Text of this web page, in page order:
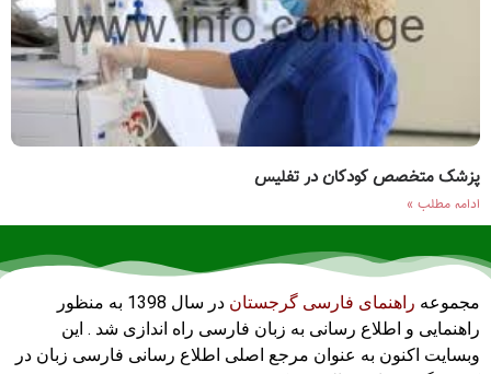
پزشک متخصص کودکان در تفلیس
ادامه مطلب »
مجموعه راهنمای فارسی گرجستان
در سال 1398 به منظور
راهنمایی و اطلاع رسانی به زبان فارسی راه اندازی شد . این
وبسایت اکنون به عنوان مرجع اصلی اطلاع رسانی فارسی زبان در